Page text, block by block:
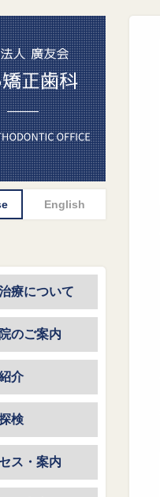
療について
のご案内
介
検
ス・案内